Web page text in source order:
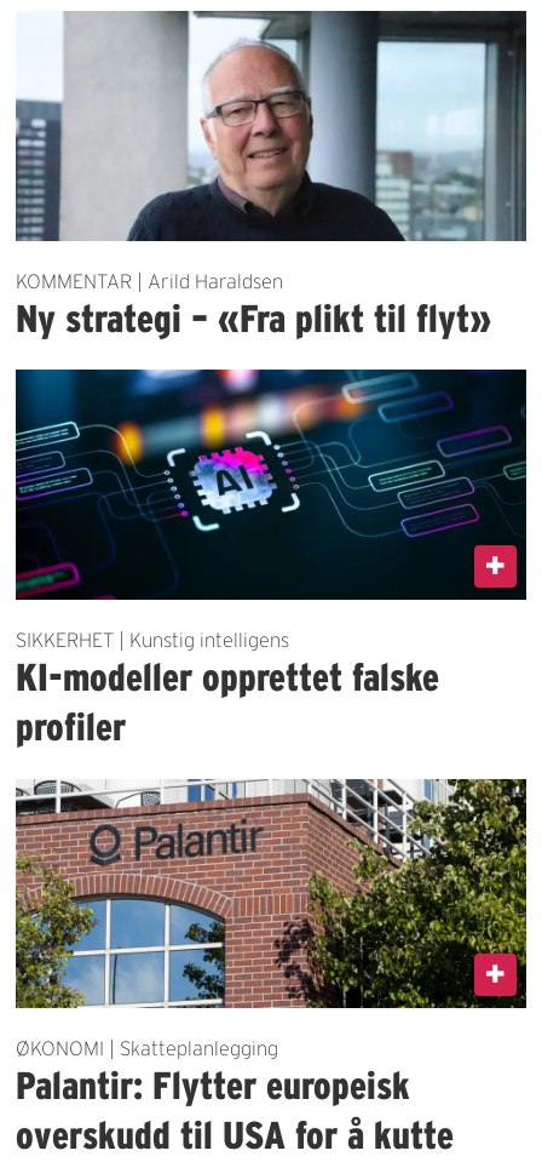
KOMMENTAR | Arild Haraldsen
Ny strategi – «Fra plikt til flyt»
SIKKERHET | Kunstig intelligens
KI-modeller opprettet falske
profiler
ØKONOMI | Skatteplanlegging
Palantir: Flytter europeisk
overskudd til USA for å kutte